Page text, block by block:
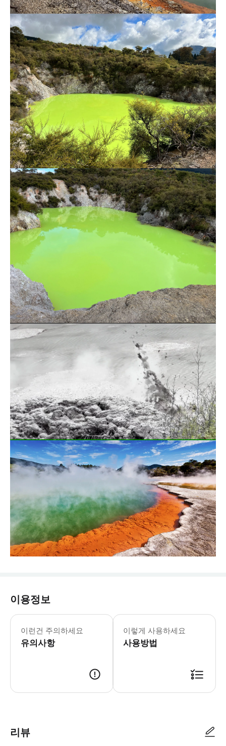
이용정보
이런건 주의하세요
유의사항
이렇게 사용하세요
사용방법
리뷰